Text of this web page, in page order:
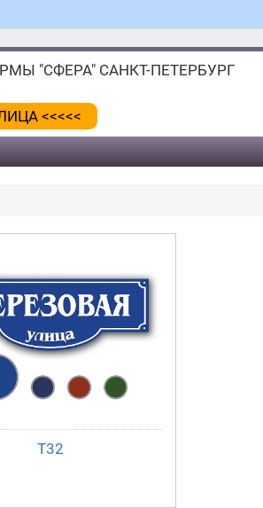
"СФЕРА" САНКТ-ПЕТЕРБУРГ
<<<<<
Т32